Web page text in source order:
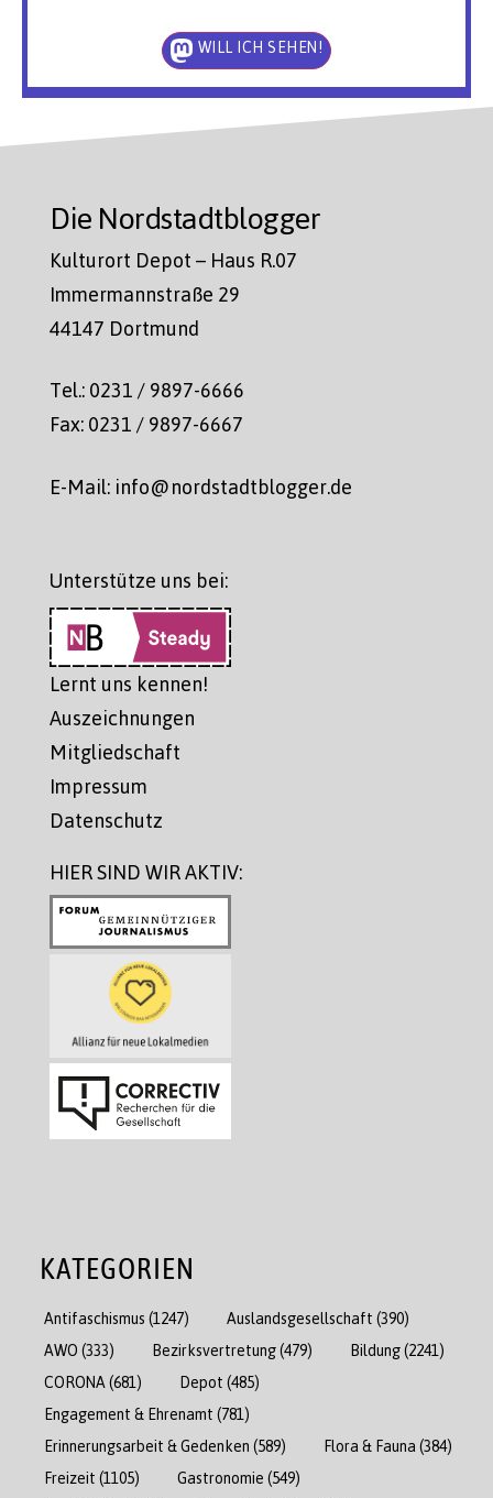
WILL ICH SEHEN!
Die Nordstadtblogger
Kulturort Depot – Haus R.07
Immermannstraße 29
44147 Dortmund
Tel.: 0231 / 9897-6666
Fax: 0231 / 9897-6667
E-Mail: info@nordstadtblogger.de
Unterstütze uns bei:
Lernt uns kennen!
Auszeichnungen
Mitgliedschaft
Impressum
Datenschutz
HIER SIND WIR AKTIV:
KATEGORIEN
Antifaschismus (1247) Auslandsgesellschaft (390)
AWO (333) Bezirksvertretung(479) Bildung(2241)
CORONA (681) Depot (485)
Engagement & Ehrenamt (781)
Erinnerungsarbeit & Gedenken (589) Flora & Fauna (384)
Freizeit (1105) Gastronomie (549)